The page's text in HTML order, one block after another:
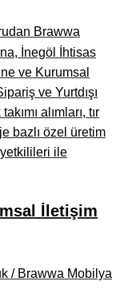
Fabrikaları
Brawwa
İnegöl İhtisas
ve Kurumsal
ve Yurtdışı
alımları, tır
bazlı özel üretim
ile
İletişim
/ Brawwa Mobilya